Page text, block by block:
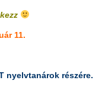
11.
nyelvtanárok részére.